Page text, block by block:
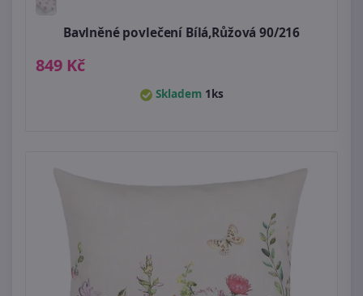
Bavlněné povlečení Bílá,Růžová 90/216
849 Kč
Skladem 1ks